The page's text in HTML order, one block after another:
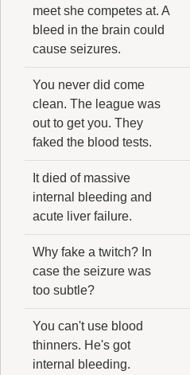
meet she competes at. A
bleed in the brain could
cause seizures.
You never did come
clean. The league was
out to get you. They
faked the blood tests.
It died of massive
internal bleeding and
acute liver failure.
Why fake a twitch? In
case the seizure was
too subtle?
You can't use blood
thinners. He's got
internal bleeding.